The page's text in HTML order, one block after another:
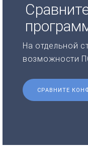
На отдельной
возможности
СРАВНИТЕ